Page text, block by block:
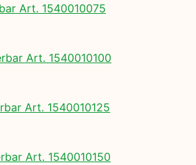
Art. 1540010075
Art. 1540010100
Art. 1540010125
Art. 1540010150